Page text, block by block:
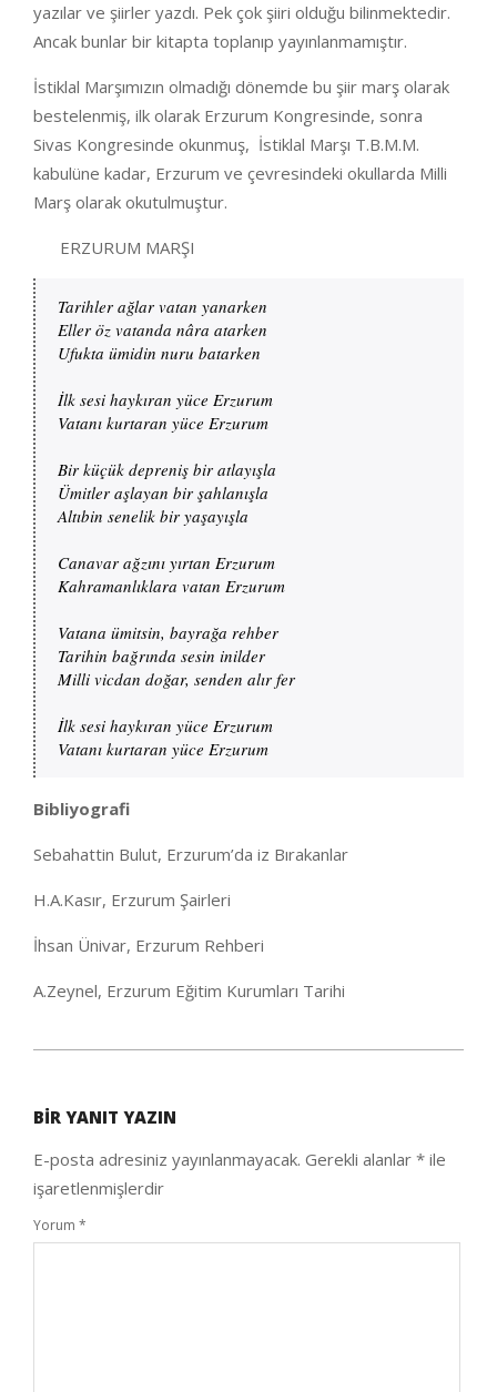
yazılar ve şiirler yazdı. Pek çok şiiri olduğu bilinmektedir.
Ancak bunlar bir kitapta toplanıp yayınlanmamıştır.
İstiklal Marşımızın olmadığı dönemde bu şiir marş olarak
bestelenmiş, ilk olarak Erzurum Kongresinde, sonra
Sivas Kongresinde okunmuş, İstiklal Marşı T.B.M.M.
kabulüne kadar, Erzurum ve çevresindeki okullarda Milli
Marş olarak okutulmuştur.
ERZURUM MARŞI
Tarihler ağlar vatan yanarken
Eller öz vatanda nâra atarken
Ufukta ümidin nuru batarken
İlk sesi haykıran yüce Erzurum
Vatanı kurtaran yüce Erzurum
Bir küçük depreniş bir atlayışla
Ümitler aşlayan bir şahlanışla
Altıbin senelik bir yaşayışla
Canavar ağzını yırtan Erzurum
Kahramanlıklara vatan Erzurum
Vatana ümitsin, bayrağa rehber
Tarihin bağrında sesin inilder
Milli vicdan doğar, senden alır fer
İlk sesi haykıran yüce Erzurum
Vatanı kurtaran yüce Erzurum
Bibliyografi
Sebahattin Bulut, Erzurum’da iz Bırakanlar
H.A.Kasır, Erzurum Şairleri
İhsan Ünivar, Erzurum Rehberi
A.Zeynel, Erzurum Eğitim Kurumları Tarihi
25
BIR YANIT YAZIN
E-posta adresiniz yayınlanmayacak. Gerekli alanlar * ile
işaretlenmişlerdir
Yorum *